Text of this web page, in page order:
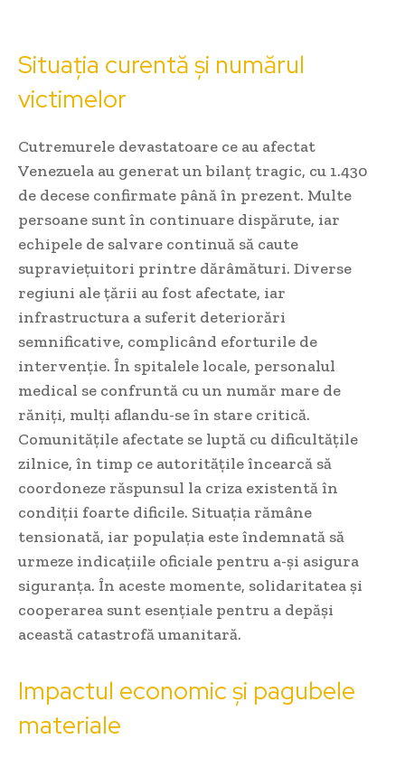
Situația curentă și numărul
victimelor
Cutremurele devastatoare ce au afectat
Venezuela au generat un bilanț tragic, cu 1.430
de decese confirmate până în prezent. Multe
persoane sunt în continuare dispărute, iar
echipele de salvare continuă să caute
supraviețuitori printre dărâmături. Diverse
regiuni ale țării au fost afectate, iar
infrastructura a suferit deteriorări
semnificative, complicând eforturile de
intervenție. În spitalele locale, personalul
medical se confruntă cu un număr mare de
răniți, mulți aflandu-se în stare critică.
Comunitățile afectate se luptă cu dificultățile
zilnice, în timp ce autoritățile încearcă să
coordoneze răspunsul la criza existentă în
condiții foarte dificile. Situația rămâne
tensionată, iar populația este îndemnată să
urmeze indicațiile oficiale pentru a-și asigura
siguranța. În aceste momente, solidaritatea și
cooperarea sunt esențiale pentru a depăși
această catastrofă umanitară.
Impactul economic și pagubele
materiale